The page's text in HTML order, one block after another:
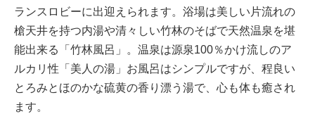
ランスロビーに出迎えられます。浴場は美しい片流れの
槍天井を持つ内湯や清々しい竹林のそばで天然温泉を堪
能出来る「竹林風呂」。温泉は源泉100％かけ流しのア
ルカリ性「美人の湯」お風呂はシンプルですが、程良い
とろみとほのかな硫黄の香り漂う湯で、心も体も癒され
ます。